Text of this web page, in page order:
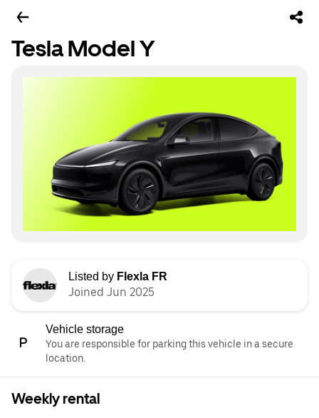
Tesla Model Y
Listed by Flexla FR
Joined Jun 2025
Vehicle storage
You are responsible for parking this vehicle in a secure
location.
Weekly rental